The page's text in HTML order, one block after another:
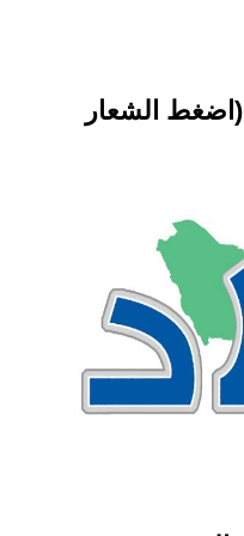
الاصدارات السابقة PDF (اضغط الشعار